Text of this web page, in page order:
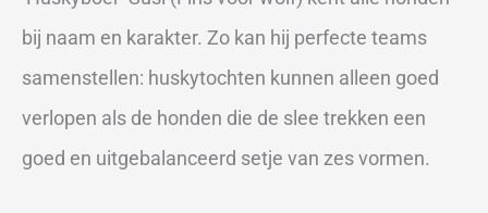
bij naam en karakter. Zo kan hij perfecte teams
samenstellen: huskytochten kunnen alleen goed
verlopen als de honden die de slee trekken een
goed en uitgebalanceerd setje van zes vormen.